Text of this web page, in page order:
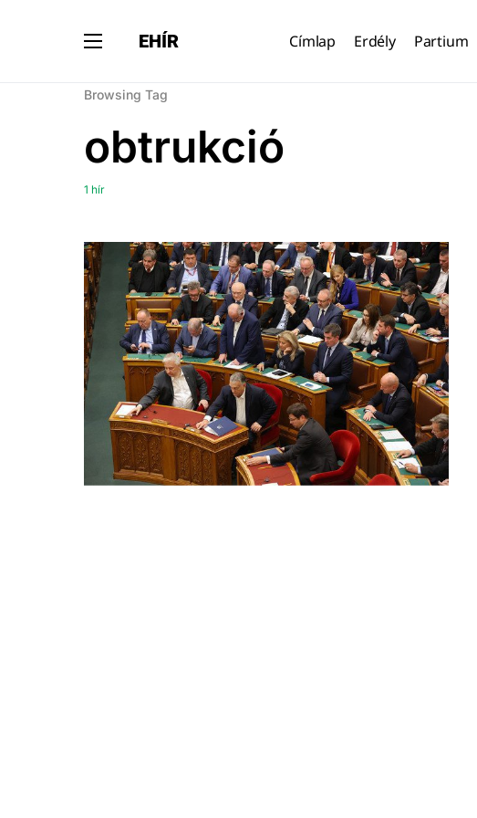
EHÍR Címlap Erdély Partium
Browsing Tag
obtrukció
1 hír